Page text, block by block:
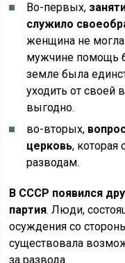
Во-первых,
служило
женщина не
мужчине помощь
земле была
уходить от своей
выгодно.
во-вторых,
церковь, которая
разводам.
В СССР появился
партия. Люди,
осуждения со
существовала
за развода.